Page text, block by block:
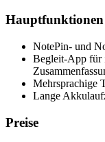
Hauptfunktionen
NotePin- und
Begleit-App für
Mehrsprachige
Lange
Preise